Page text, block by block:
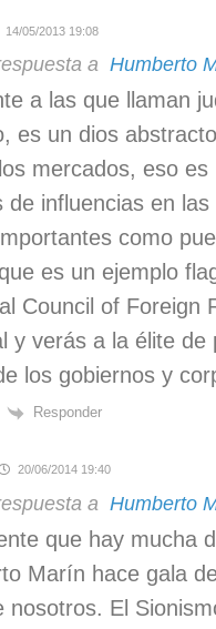
14/05/2013 19:08
a Humberto
a las que llaman
es un dios
mercados, eso
de influencias en
como
es un ejemplo
Council of Foreign
y verás a la élite de
los gobiernos y
Responder
20/06/2014 19:40
a Humberto
que hay mucha
Marín hace gala
nosotros. El